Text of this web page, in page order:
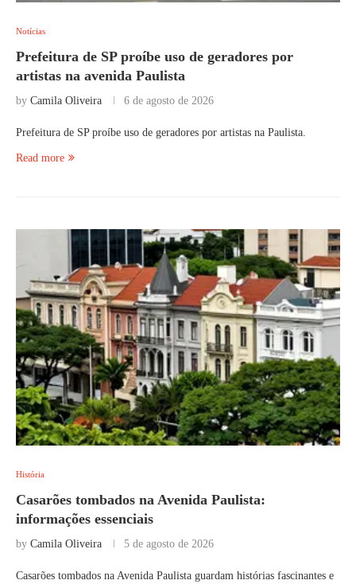
Notícias
Prefeitura de SP proíbe uso de geradores por
artistas na avenida Paulista
by Camila Oliveira 6 de agosto de 2026
Prefeitura de SP proíbe uso de geradores por artistas na Paulista.
Read more
História
Casarões tombados na Avenida Paulista:
informações essenciais
by Camila Oliveira 5 de agosto de 2026
Casarões tombados na Avenida Paulista guardam histórias fascinantes e